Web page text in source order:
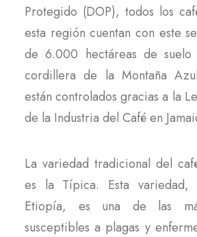
Protegido (DOP), todos los
esta región cuentan con este
de 6.000 hectáreas de
cordillera de la Montaña
están controlados gracias a la
de la Industria del Café en
La variedad tradicional del
es la Típica. Esta variedad,
Etiopía, es una de las
susceptibles a plagas y